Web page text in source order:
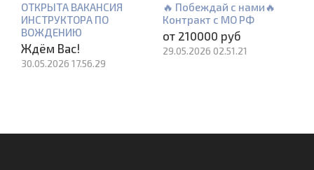
ОТКРЫТА ВАКАНСИЯ
ИНСТРУКТОРА ПО
ВОЖДЕНИЮ
Ждём Вас!
30.05.2026 17.56.29
🔥 Побеждай с нами🔥
Контракт с МО РФ
от 210000 руб
29.05.2026 02.51.21